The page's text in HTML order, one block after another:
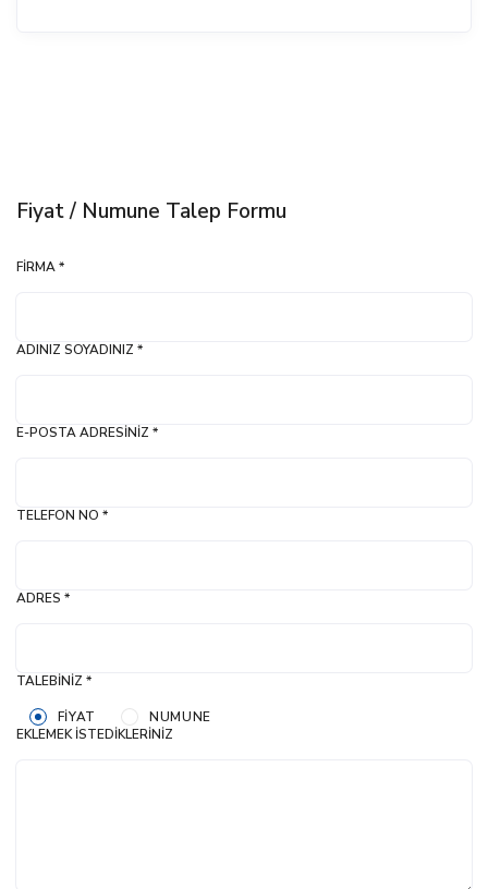
Fiyat / Numune Talep Formu
FIRMA *
ADINIZ SOYADINIZ *
E-POSTA ADRESINIZ *
TELEFON NO *
ADRES *
TALEBINIZ *
FIYAT
NUMUNE
EKLEMEK İSTEDIKLERINIZ